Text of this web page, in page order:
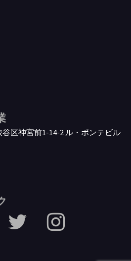
谷区神宮前1-14-2 ル・ポンテビル
Twitter Instagram